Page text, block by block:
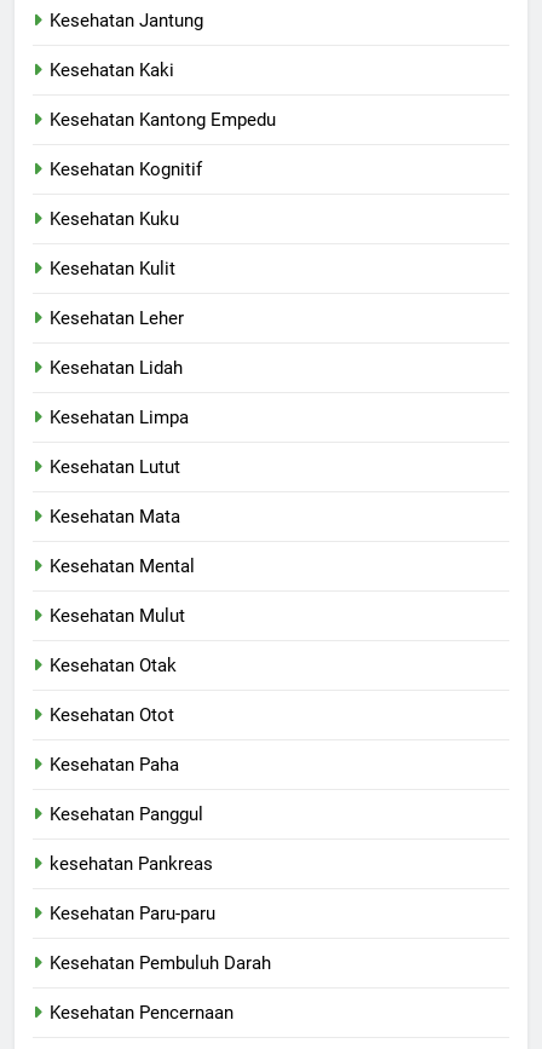
Kesehatan Jantung
Kesehatan Kaki
Kesehatan Kantong Empedu
Kesehatan Kognitif
Kesehatan Kuku
Kesehatan Kulit
Kesehatan Leher
Kesehatan Lidah
Kesehatan Limpa
Kesehatan Lutut
Kesehatan Mata
Kesehatan Mental
Kesehatan Mulut
Kesehatan Otak
Kesehatan Otot
Kesehatan Paha
Kesehatan Panggul
kesehatan Pankreas
Kesehatan Paru-paru
Kesehatan Pembuluh Darah
Kesehatan Pencernaan